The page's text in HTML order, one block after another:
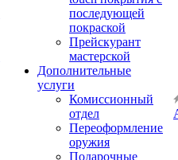
последующей
покраской
Прейскурант
мастерской
Дополнительные
услуги
Комиссионный
отдел
Переоформление
оружия
Подарочные